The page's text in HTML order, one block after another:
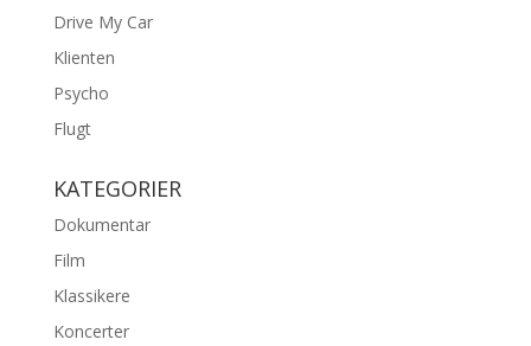
Drive My Car
Klienten
Psycho
Flugt
KATEGORIER
Dokumentar
Film
Klassikere
Koncerter